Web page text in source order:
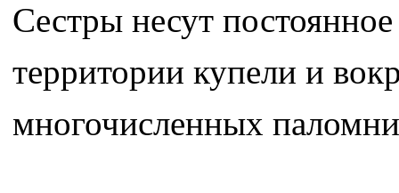
Сестры несут
территории купели и
многочисленных